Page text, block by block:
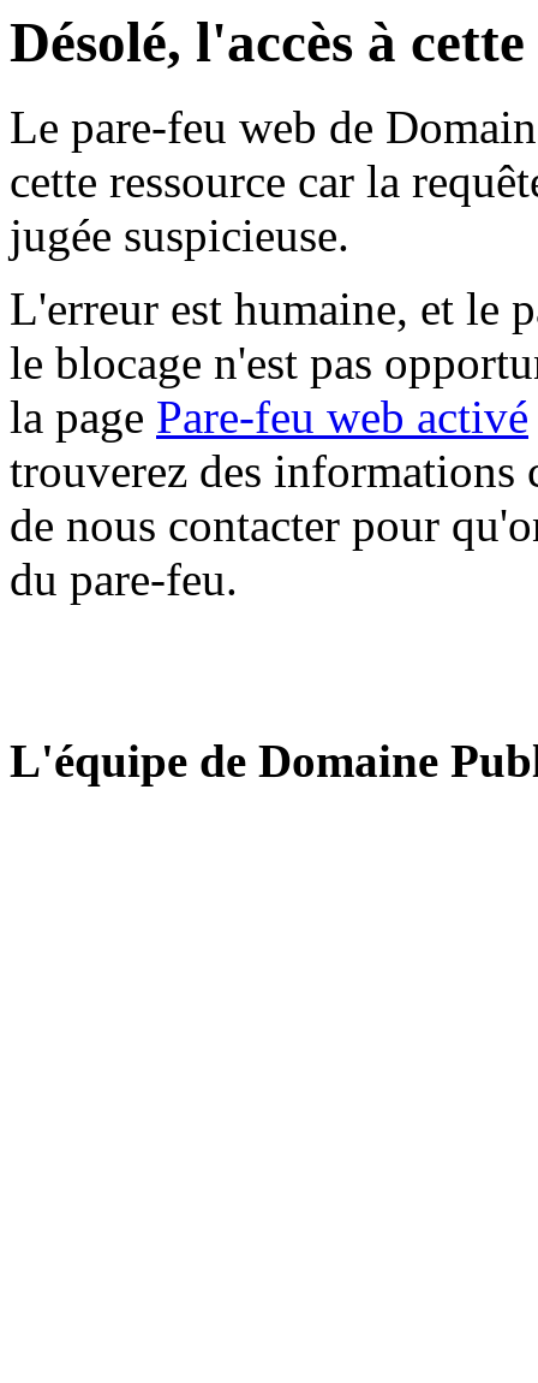
Désolé, l'accès à
Le pare-feu web de
cette ressource car la
jugée suspicieuse.
L'erreur est humaine, et le
le blocage n'est pas
la page Pare-feu web activé
trouverez des informations
de nous contacter pour
du pare-feu.
L'équipe de Domaine